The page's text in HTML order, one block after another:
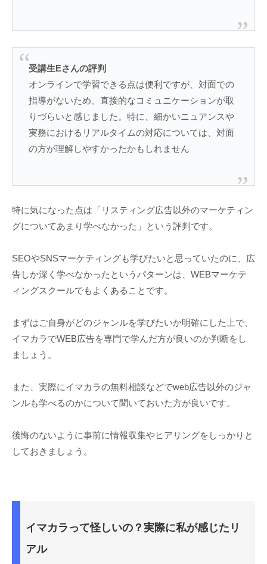
受講生Eさんの評判
オンラインで学習できる点は便利ですが、対面での
指導がないため、直接的なコミュニケーションが取
りづらいと感じました。特に、細かいニュアンスや
実務におけるリアルタイムの対応については、対面
の方が理解しやすかったかもしれません
特に気になった点は「リスティング広告以外のマーケティン
グについてあまり学べなかった」という評判です。
SEOやSNSマーケティングも学びたいと思っていたのに、広
告しか深く学べなかったというパターンは、WEBマーケテ
ィングスクールでもよくあることです。
まずはご自身がどのジャンルを学びたいか明確にした上で、
イマカラでWEB広告を専門で学んだ方が良いのか判断をし
ましょう。
また、実際にイマカラの無料相談などでweb広告以外のジャ
ンルも学べるのかについて聞いておいた方が良いです。
後悔のないように事前に情報収集やヒアリングをしっかりと
しておきましょう。
イマカラって怪しいの？実際に私が感じたリ
アル